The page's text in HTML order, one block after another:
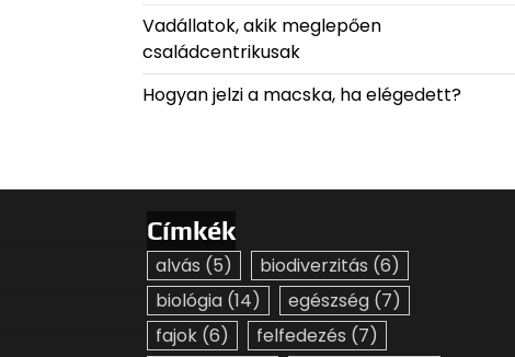
Vadállatok, akik meglepően
családcentrikusak
Hogyan jelzi a macska, ha elégedett?
Címkék
alvás (5) biodiverzitás (6)
biológia (14) egészség (7)
fajok (6) felfedezés (7)